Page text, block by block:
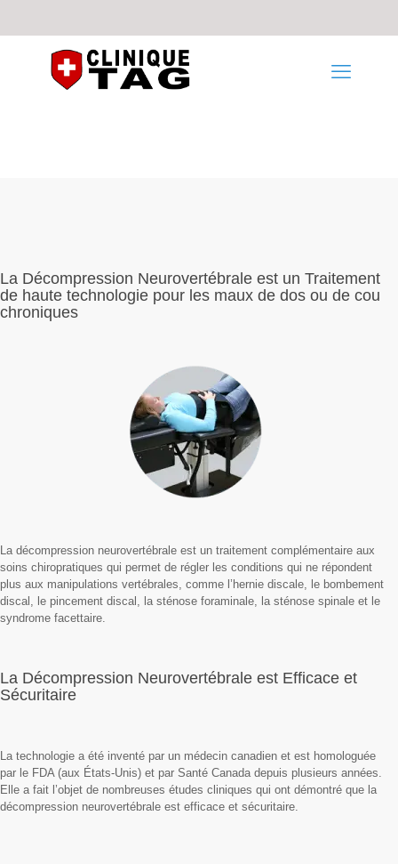
La Décompression Neurovertébrale est un Traitement
de haute technologie pour les maux de dos ou de cou
chroniques
La décompression neurovertébrale est un traitement complémentaire aux
soins chiropratiques qui permet de régler les conditions qui ne répondent
plus aux manipulations vertébrales, comme l’hernie discale, le bombement
discal, le pincement discal, la sténose foraminale, la sténose spinale et le
syndrome facettaire.
La Décompression Neurovertébrale est Efficace et
Sécuritaire
La technologie a été inventé par un médecin canadien et est homologuée
par le FDA (aux États-Unis) et par Santé Canada depuis plusieurs années.
Elle a fait l’objet de nombreuses études cliniques qui ont démontré que la
décompression neurovertébrale est efficace et sécuritaire.